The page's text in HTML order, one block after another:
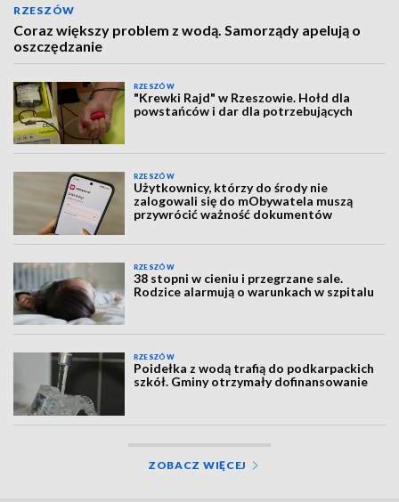
RZESZÓW
Coraz większy problem z wodą. Samorządy apelują o
oszczędzanie
RZESZÓW
"Krewki Rajd" w Rzeszowie. Hołd dla
powstańców i dar dla potrzebujących
RZESZÓW
Użytkownicy, którzy do środy nie
zalogowali się do mObywatela muszą
przywrócić ważność dokumentów
RZESZÓW
38 stopni w cieniu i przegrzane sale.
Rodzice alarmują o warunkach w szpitalu
RZESZÓW
Poidełka z wodą trafią do podkarpackich
szkół. Gminy otrzymały dofinansowanie
ZOBACZ WIĘCEJ